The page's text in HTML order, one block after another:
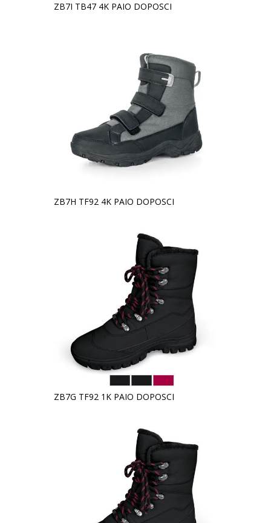
ZB7I TB47 4K PAIO DOPOSCI
ZB7H TF92 4K PAIO DOPOSCI
ZB7G TF92 1K PAIO DOPOSCI